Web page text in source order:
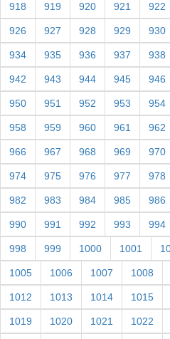
918 919 920 921 922
926 927 928 929 930
934 935 936 937 938
942 943 944 945 946
950 951 952 953 954
958 959 960 961 962
966 967 968 969 970
974 975 976 977 978
982 983 984 985 986
990 991 992 993 994
998 999 1000 1001
1005 1006 1007 1008
1012 1013 1014 1015
1019 1020 1021 1022